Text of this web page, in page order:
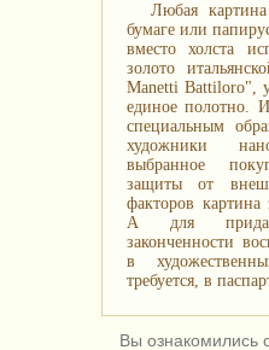
Любая
бумаге или
вместо холста
золото
Manetti Battiloro",
единое полотно.
специальным
художники
выбранное
защиты от
факторов картина
А для
законченности
в
требуется, в
Вы ознакомились